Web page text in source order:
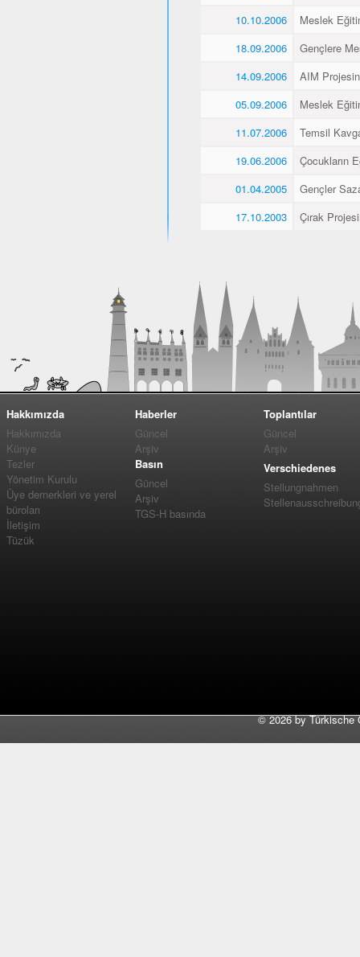
10.10.2006
Meslek
18.09.2006
Gençlere
14.09.2006
AIM
05.09.2006
Meslek
11.07.2006
Temsil
19.06.2006
Çocukların
01.04.2005
Gençler
17.10.2003
Çırak
Hakkımızda
Hakkımızda
Künye
Tezler
Yönetim Kurulu
Üye dernerkleri ve yerel
büroları
İletişim
Tüzük
Haberler
Güncel
Arşiv
Basın
Güncel
Arşiv
TGS-H basında
Toplantılar
Güncel
Arşiv
Verschiedenes
Stellungnahmen
©2026 by Türkische